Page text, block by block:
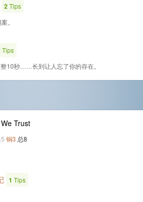
2Tips
。
Tips
10秒……长到让人忘了你的存在。
Trust
铜3 总8
1 Tips